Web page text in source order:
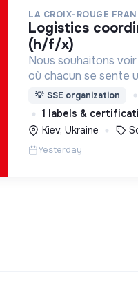
LA CROIX-ROUGE
logistics coordinator - ukraine
(h/f/x)
Nous souhaitons
où chacun se sente
Pour cela, nous
des lieux
adaptés à tous.
💡 SSE organization
1 labels &
Kiev, Ukraine
Yesterday